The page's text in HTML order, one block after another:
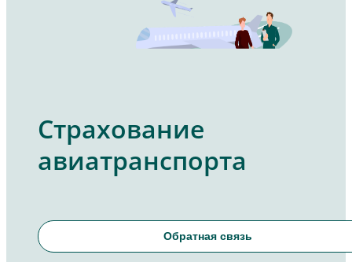
Страхование
авиатранспорта
Обратная связь